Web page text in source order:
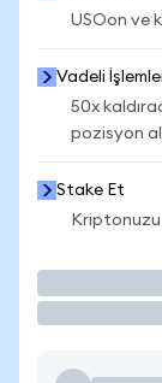
USOon ve
Vadeli
50x
pozisyon
Stake Et